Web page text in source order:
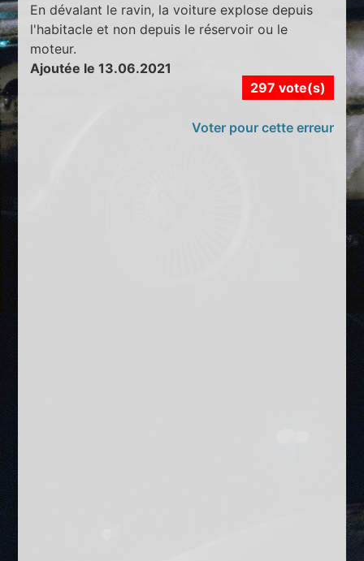
En dévalant le ravin, la voiture explose depuis
l'habitacle et non depuis le réservoir ou le
moteur.
Ajoutée le 13.06.2021
297 vote(s)
Voter pour cette erreur